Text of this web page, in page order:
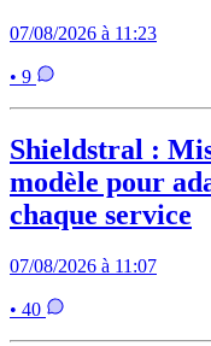
07/08/2026 à 11:23
• 9
Shieldstral :
modèle pour
chaque service
07/08/2026 à 11:07
• 40